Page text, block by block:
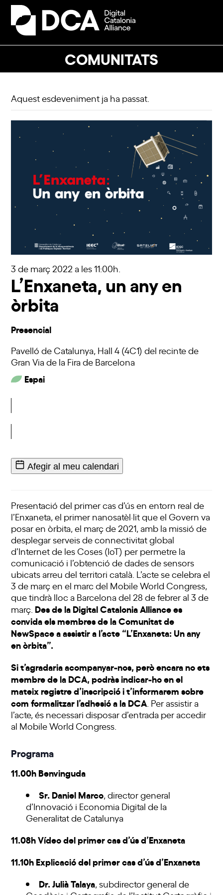
Skip
content
COMUNITATS
Open
mobile
Close
mobile
Aquest esdeveniment ja ha passat.
3 de març 2022a les 11:00h.
L’Enxaneta, un any en
òrbita
Presencial
Pavelló de Catalunya, Hall 4 (4C1) del recinte de
Gran Via de la Fira de Barcelona
Espai
Afegir al meu calendari
Presentació del primer cas d’ús en entorn real de
l’Enxaneta, el primer nanosatèl·lit que el Govern va
posar en òrbita, el març de 2021, amb la missió de
desplegar serveis de connectivitat global
d’Internet de les Coses (IoT) per permetre la
comunicació i l’obtenció de dades de sensors
ubicats arreu del territori català. L’acte se celebra el
3 de març en el marc del Mobile World Congress,
que tindrà lloc a Barcelona del 28 de febrer al 3 de
març. Des de la Digital Catalonia Alliance es
convida els membres de laComunitat de
NewSpacea assistir a l’acte “L’Enxaneta: Un any
en òrbita”.
Si t’agradaria acompanyar-nos, però encara no ets
membre de la DCA, podràs indicar-ho en el
mateix registre d’inscripció i t’informarem sobre
com formalitzar l’adhesió a la DCA . Per assistir a
l’acte, és necessari disposar d’entrada per accedir
al Mobile World Congress.
Programa
11.00h Benvinguda
Sr. Daniel Marco, director general
d’Innovació i Economia Digital de la
Generalitat de Catalunya
11.08h Vídeo del primer cas d’ús d’Enxaneta
11.10h Explicació del primer cas d’ús d’Enxaneta
Dr. Julià Talaya, subdirector general de